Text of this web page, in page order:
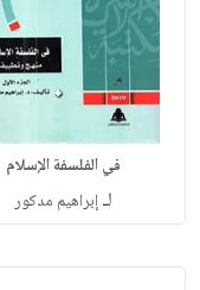
في الفلسفة الإسلام
لـإبراهيم مدكور